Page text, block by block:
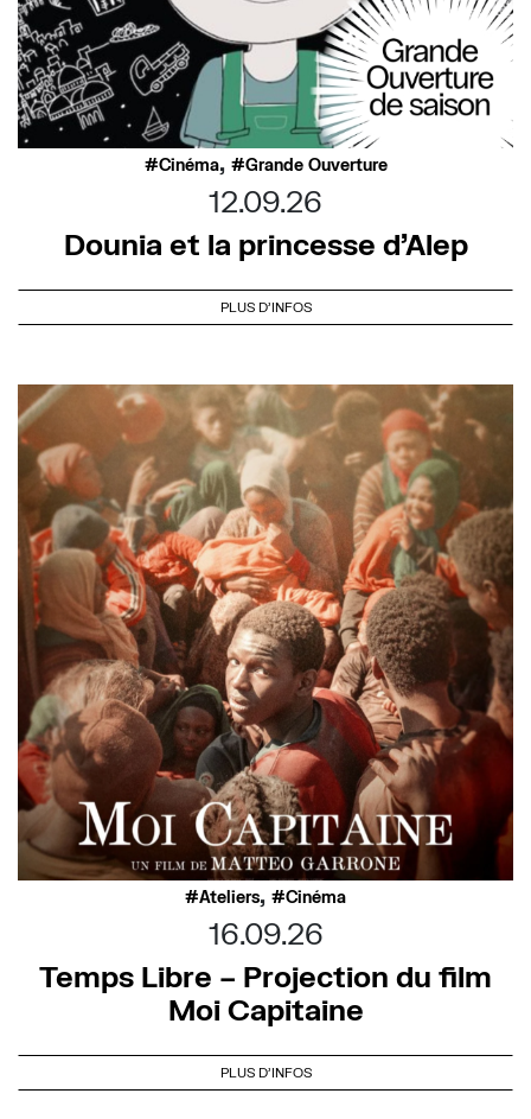
Cinéma, Grande Ouverture
12.09.26
Dounia et la princesse d’Alep
PLUS D'INFOS
Ateliers, Cinéma
16.09.26
Temps Libre – Projection du film
Moi Capitaine
PLUS D'INFOS